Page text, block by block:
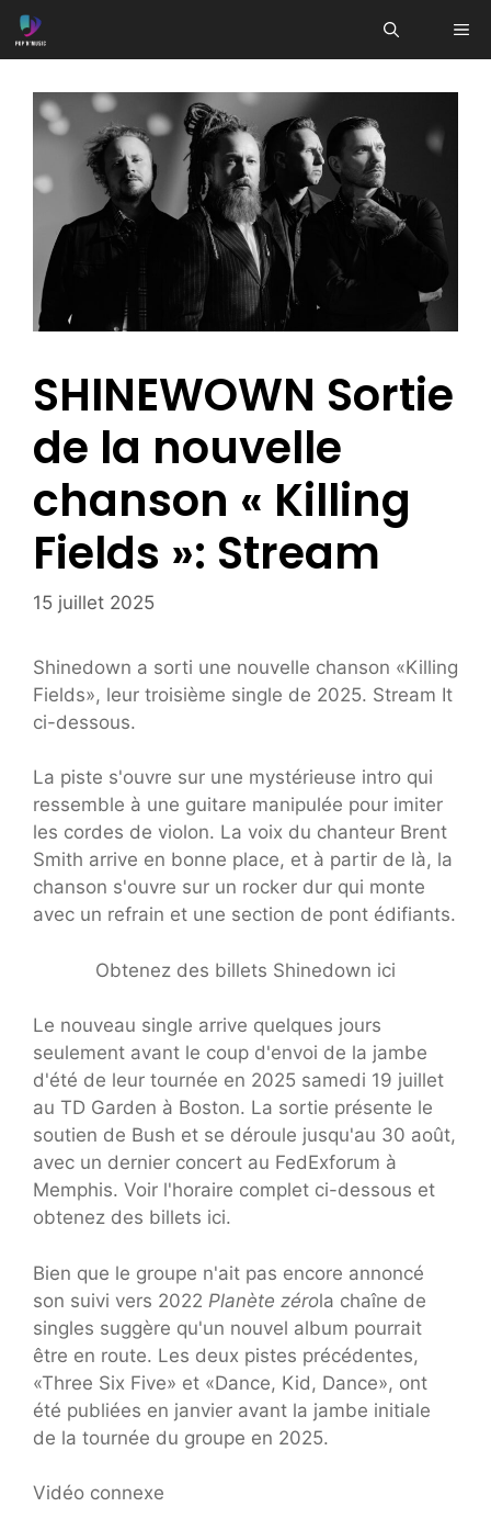
Aller
au
SHINEWOWN Sortie
de la nouvelle
chanson « Killing
Fields »: Stream
15 juillet 2025
Shinedown a sorti une nouvelle chanson «Killing
Fields», leur troisième single de 2025. Stream It
ci-dessous.
La piste s'ouvre sur une mystérieuse intro qui
ressemble à une guitare manipulée pour imiter
les cordes de violon. La voix du chanteur Brent
Smith arrive en bonne place, et à partir de là, la
chanson s'ouvre sur un rocker dur qui monte
avec un refrain et une section de pont édifiants.
Obtenez des billets Shinedown ici
Le nouveau single arrive quelques jours
seulement avant le coup d'envoi de la jambe
d'été de leur tournée en 2025 samedi 19 juillet
au TD Garden à Boston. La sortie présente le
soutien de Bush et se déroule jusqu'au 30 août,
avec un dernier concert au FedExforum à
Memphis. Voir l'horaire complet ci-dessous et
obtenez des billets ici.
Bien que le groupe n'ait pas encore annoncé
son suivi vers 2022 Planète zérola chaîne de
singles suggère qu'un nouvel album pourrait
être en route. Les deux pistes précédentes,
«Three Six Five» et «Dance, Kid, Dance», ont
été publiées en janvier avant la jambe initiale
de la tournée du groupe en 2025.
Vidéo connexe